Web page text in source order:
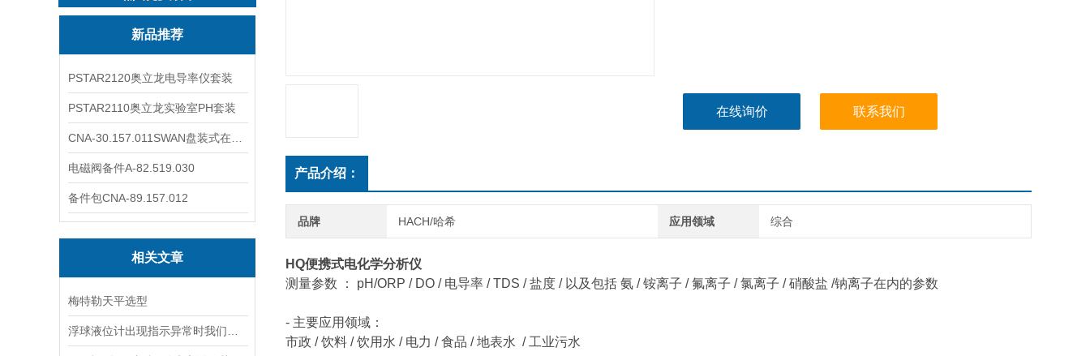
新品推荐
PSTAR2120奥立龙电导率仪套装
PSTAR2110奥立龙实验室PH套装
电磁阀备件A-82.519.030
备件包CNA-89.157.012
相关文章
梅特勒天平选型
在线询价 联系我们
产品介绍：
品牌 HACH/哈希 应用领域 综合
HQ便携式电化学分析仪
测量参数 ： pH/ORP / DO / 电导率 / TDS / 盐度 / 以及包括 氨 / 铵离子 / 氟离子 / 氯离子 / 硝酸盐 /钠离子在内的参数
- 主要应用领域：
市政 / 饮料 / 饮用水 / 电力 / 食品 / 地表水 / 工业污水